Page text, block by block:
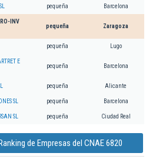
pequeña Barcelona
INV
pequeña Zaragoza
pequeña Lugo
E
pequeña Barcelona
pequeña Alicante
SL pequeña Barcelona
SL pequeña Ciudad Real
de Empresas del CNAE 6820